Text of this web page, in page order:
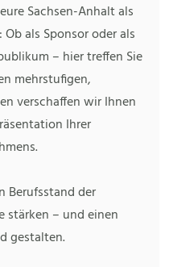
Sachsen-Anhalt als
als Sponsor oder als
– hier treffen Sie
mehrstufigen,
verschaffen wir Ihnen
Ihrer
Berufsstand der
stärken – und einen
gestalten.